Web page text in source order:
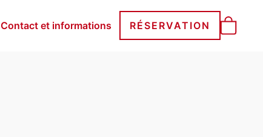
Contact et informations RÉSERVATION